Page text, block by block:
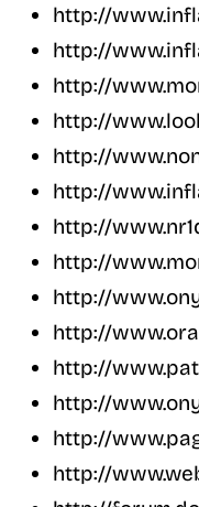
http://
http://
http://
http://
http://
http://
http://
http://
http://
http://
http://
http://
http://
http://